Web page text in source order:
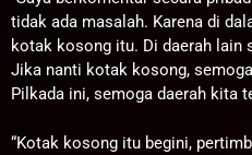
tidak ada masalah. Karena di
kotak kosong itu. Di daerah lain
Jika nanti kotak kosong,
Pilkada ini, semoga daerah kita
“Kotak kosong itu begini,